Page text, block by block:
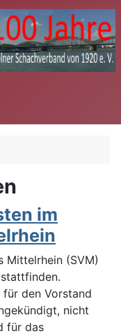
im
Mittelrhein (SVM)
stattfinden.
den Vorstand
nicht
für das